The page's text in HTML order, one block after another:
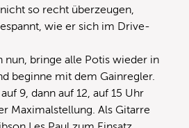
so recht überzeugen,
wie er sich im Drive-
nun, bringe alle Potis wieder in
beginne mit dem Gainregler.
9, dann auf 12, auf 15 Uhr
Maximalstellung. Als Gitarre